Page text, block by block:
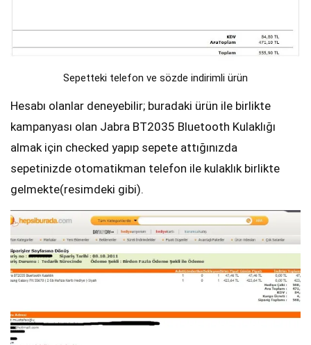
Sepetteki telefon ve sözde indirimli ürün
Hesabı olanlar deneyebilir; buradaki ürün ile birlikte
kampanyası olan Jabra BT2035 Bluetooth Kulaklığı
almak için checked yapıp sepete attığınızda
sepetinizde otomatikman telefon ile kulaklık birlikte
gelmekte(resimdeki gibi).